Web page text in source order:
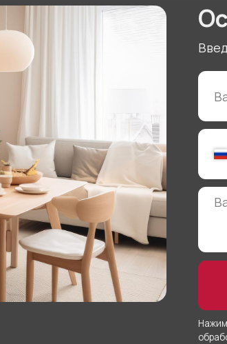
Нажимая на кнопку
Политика
конфиденциальности
20
Документы
Подарочный
сертификат